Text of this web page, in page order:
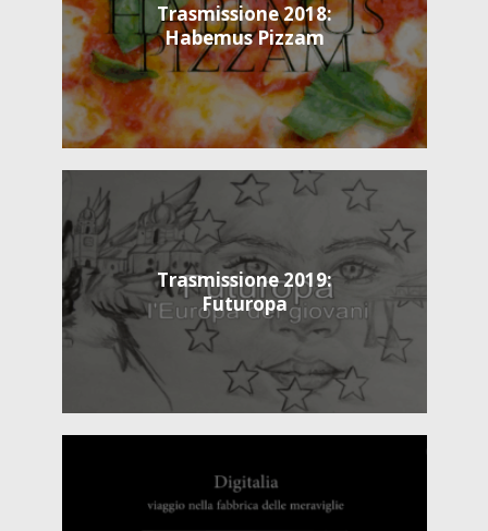
Trasmissione 2018:
Habemus Pizzam
Trasmissione 2019:
Futuropa